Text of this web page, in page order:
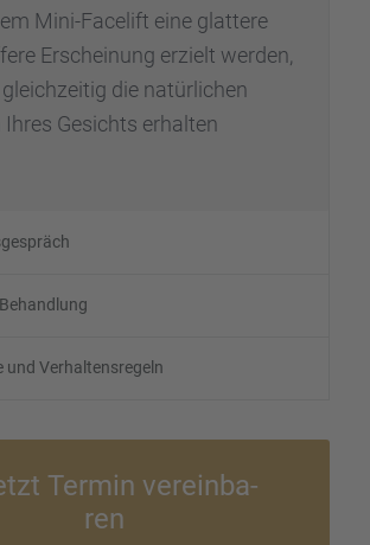
Mini-Facelift eine glattere
Erschei­nung erzielt werden,
die natür­li­chen
Ihres Gesichts erhal­ten
und Verhal­tens­re­geln
Termin verein­ba­
ren